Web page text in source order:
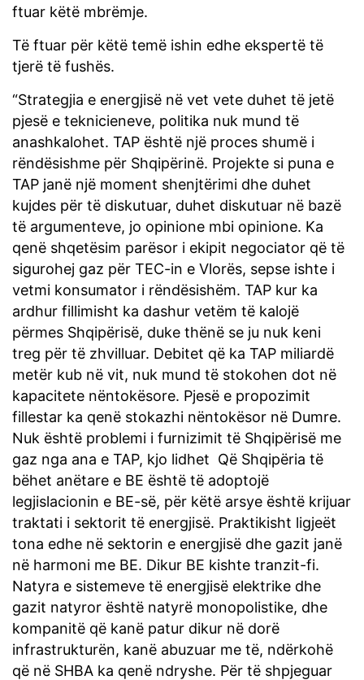
ftuar këtë mbrëmje.
Të ftuar për këtë temë ishin edhe ekspertë të
tjerë të fushës.
“Strategjia e energjisë në vet vete duhet të jetë
pjesë e teknicieneve, politika nuk mund të
anashkalohet. TAP është një proces shumë i
rëndësishme për Shqipërinë. Projekte si puna e
TAP janë një moment shenjtërimi dhe duhet
kujdes për të diskutuar, duhet diskutuar në bazë
të argumenteve, jo opinione mbi opinione. Ka
qenë shqetësim parësor i ekipit negociator që të
sigurohej gaz për TEC-in e Vlorës, sepse ishte i
vetmi konsumator i rëndësishëm. TAP kur ka
ardhur fillimisht ka dashur vetëm të kalojë
përmes Shqipërisë, duke thënë se ju nuk keni
treg për të zhvilluar. Debitet që ka TAP miliardë
metër kub në vit, nuk mund të stokohen dot në
kapacitete nëntokësore. Pjesë e propozimit
fillestar ka qenë stokazhi nëntokësor në Dumre.
Nuk është problemi i furnizimit të Shqipërisë me
gaz nga ana e TAP, kjo lidhet Që Shqipëria të
bëhet anëtare e BE është të adoptojë
legjislacionin e BE-së, për këtë arsye është krijuar
traktati i sektorit të energjisë. Praktikisht ligjeët
tona edhe në sektorin e energjisë dhe gazit janë
në harmoni me BE. Dikur BE kishte tranzit-fi.
Natyra e sistemeve të energjisë elektrike dhe
gazit natyror është natyrë monopolistike, dhe
kompanitë që kanë patur dikur në dorë
infrastrukturën, kanë abuzuar me të, ndërkohë
që në SHBA ka qenë ndryshe. Për të shpjeguar